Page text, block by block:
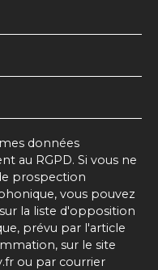
données
au RGPD. Si vous ne
prospection
vous pouvez
la liste d'opposition
prévu par l'article
sur le site
ou par courrier